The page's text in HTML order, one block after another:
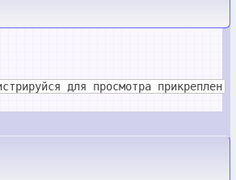
для просмотра прикреплен